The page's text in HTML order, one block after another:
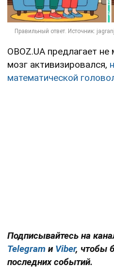
OBOZ.UA предлагает
мозг активизировался,
математической
Подписывайтесь на
Telegram и Viber, чтобы
последних событий.